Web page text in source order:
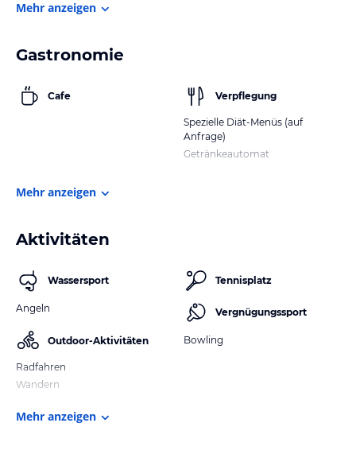
Mehr anzeigen
Gastronomie
Cafe Verpflegung
Spezielle Diät-Menüs (auf
Anfrage)
Getränkeautomat
Mehr anzeigen
Aktivitäten
Wassersport
Angeln
Outdoor-Aktivitäten
Radfahren
Wandern
Tennisplatz
Vergnügungssport
Bowling
Mehr anzeigen